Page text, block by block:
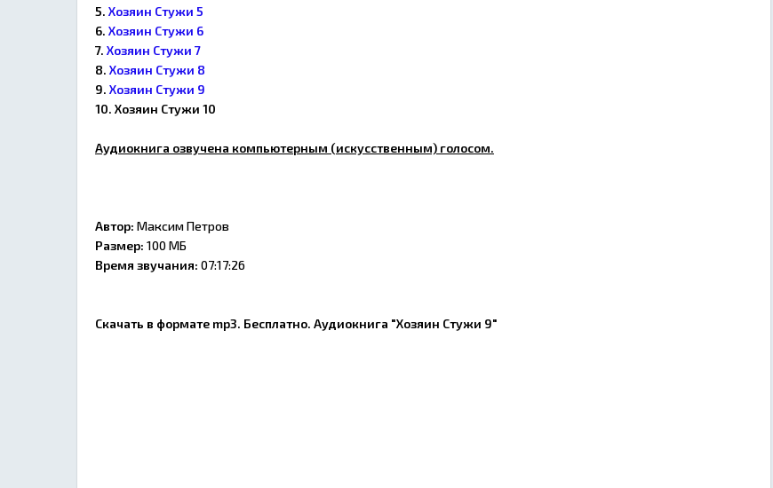
5. Хозяин Стужи 5
6. Хозяин Стужи 6
7. Хозяин Стужи 7
8. Хозяин Стужи 8
9. Хозяин Стужи 9
10. Хозяин Стужи 10
Аудиокнига озвучена компьютерным (искусственным) голосом.
Автор: Максим Петров
Размер: 100 МБ
Время звучания: 07:17:26
Скачать в формате mp3. Бесплатно. Аудиокнига "Хозяин Стужи 9"